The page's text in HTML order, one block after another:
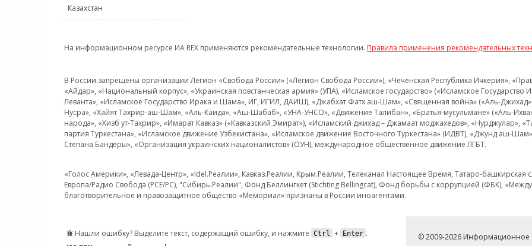
Казахстан
На информационном ресурсе ИА REX применяются рекомендательные технологии. Правила применения рекомендательных
В России запрещены организации Легион «Свобода России» («Легион Свобода России»), «Чеченская Республика Ичкерия»,
«Айдар», «Национальный корпус», «Украинская повстанческая армия» (УПА), «Исламское государство» («Исламское
Леванта», «Исламское Государство Ирака и Шама», ИГ, ИГИЛ, ДАИШ), «Джабхат Фатх аш-Шам», «Священная война» («Аль-Джихад»
Нусра», «Хайят Тахрир-аш-Шам», «Аль-Каида», «Аш-Шабаб», «УНА-УНСО», «Движение Талибан», «Братья-мусульмане» («Аль-
народа», «Хизб ут-Тахрир», «Имарат Кавказ» («Кавказский Эмират»), «Исламский джихад – Джамаат моджахедов», «Нурджулар»,
партия Туркестана», «Исламское движение Узбекистана», «Исламское движение Восточного Туркестана» (ИДВТ), «Джунд аш-
Степана Бандеры», «Организация украинских националистов» (ОУН), международное общественное движение ЛГБТ.
«Голос Америки», «Левада-Центр», «Idel.Реалии», Кавказ.Реалии, Крым.Реалии, Телеканал Настоящее Время, Татаро-
Европа/Радио Свобода (PCE/PC), "Сибирь.Реалии", Фонд Беллингкет (Stichting Bellingcat), Фонд борьбы с коррупцией (ФБК),
благотворительное и правозащитное общество «Мемориал» признаны в России иноагентами.
Нашли ошибку? Выделите текст, содержащий ошибку, и нажмите Ctrl + Enter .
© 2009-2026 Информационное